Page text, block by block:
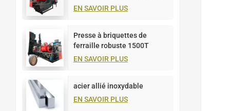
de 1 000 tonnes
EN SAVOIR PLUS
Presse à briquettes de
ferraille robuste 1500T
EN SAVOIR PLUS
acier allié inoxydable
EN SAVOIR PLUS